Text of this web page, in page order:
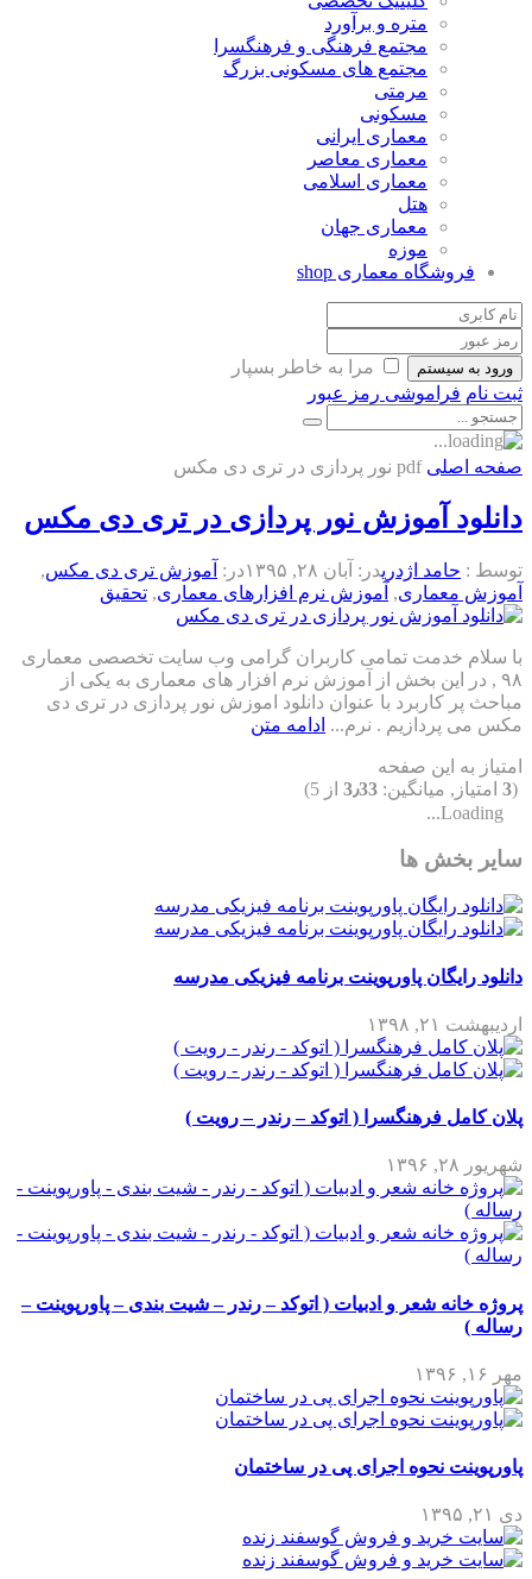
متره و برآورد
مجتمع فرهنگی و فرهنگسرا
مجتمع های مسکونی بزرگ
مرمتی
مسکونی
معماری ایرانی
معماری معاصر
معماری اسلامی
هتل
معماری جهان
موزه
فروشگاه معماری shop
ورود به سیستم
مرا به خاطر بسپار
ثبت نام فراموشی رمز عبور
صفحه اصلی pdf نور پردازی در تری دی مکس
دانلود آموزش نور پردازی در تری دی مکس
توسط : حامد اژدریدر: آبان ۲۸, ۱۳۹۵ در: آموزش تری دی مکس,
آموزش معماری, آموزش نرم افزارهای معماری, تحقیق
با سلام خدمت تمامی کاربران گرامی وب سایت تخصصی معماری
۹۸ , در این بخش از آموزش نرم افزار های معماری به یکی از
مباحث پر کاربرد با عنوان دانلود اموزش نور پردازی در تری دی
مکس می پردازیم . نرم... ادامه متن
امتیاز به این صفحه
(
3 امتیاز, میانگین: 3٫33 از 5)
Loading...
سایر بخش ها
دانلود رایگان پاورپوینت برنامه فیزیکی مدرسه
اردیبهشت ۲۱, ۱۳۹۸
پلان کامل فرهنگسرا ( اتوکد – رندر – رویت )
شهریور ۲۸, ۱۳۹۶
پروژه خانه شعر و ادبیات ( اتوکد – رندر – شیت بندی – پاورپوینت –
رساله )
مهر ۱۶, ۱۳۹۶
پاورپوینت نحوه اجرای پی در ساختمان
دی ۲۱, ۱۳۹۵